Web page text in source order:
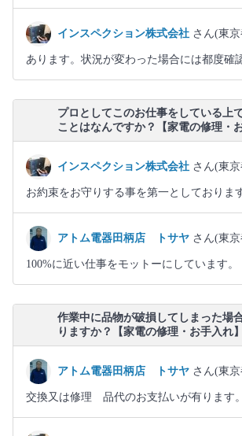
インスペクション株式会社 さん(東
あります。状況が変わった場合には都度確
プロとしてこのお仕事をしている上
ことはなんですか？【家電の修理・
インスペクション株式会社 さん(東
お約束をお守りする事を第一としておりま
アトム電器田柄店 トサヤ さん(東
100%に近い仕事をモットーにしています。
作業中に品物が破損してしまった場
りますか？【家電の修理・お手入れ】
アトム電器田柄店 トサヤ さん(東
交換又は修理 品代のお支払いが有ります。